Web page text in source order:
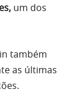
um dos
também
as últimas